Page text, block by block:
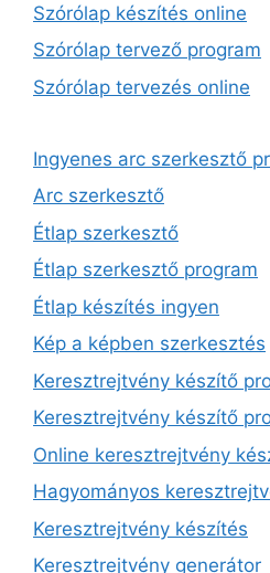
Szórólap készítés online
Szórólap tervező program
Szórólap tervezés online
Ingyenes arc szerkesztő
Arc szerkesztő
Étlap szerkesztő
Étlap szerkesztő program
Étlap készítés ingyen
Kép a képben szerkesztés
Keresztrejtvény készítő
Keresztrejtvény készítő
Online keresztrejtvény
Hagyományos
Keresztrejtvény készítés
Keresztrejtvény generátor